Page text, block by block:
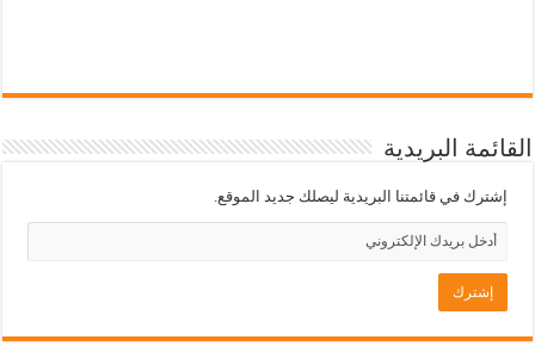
القائمة البريدية
إشترك في قائمتنا البريدية ليصلك جديد الموقع.